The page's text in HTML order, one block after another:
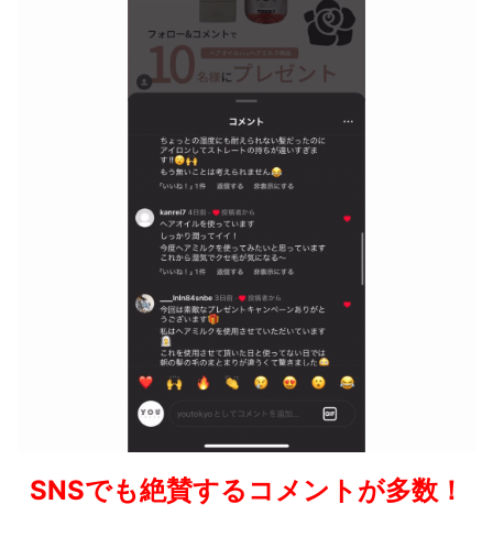
SNSでも絶賛するコメントが多数！